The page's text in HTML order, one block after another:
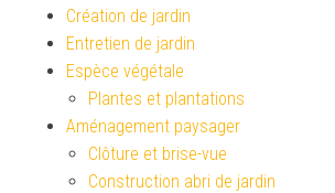
Création de jardin
Entretien de jardin
Espèce végétale
Plantes et plantations
Aménagement paysager
Clôture et brise-vue
Construction abri de jardin